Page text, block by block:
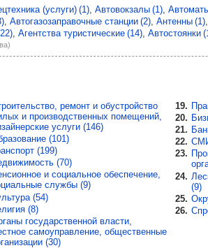
(услуги) (1) Автовокзалы (1)
Автогазозаправочные станции (2) Антенны (1)
Агентства туристические (14) Автостоянки
ремонт и обустройство
и производственных помещений,
услуги (146)
(101)
(199)
(70)
и социальное обеспечение,
службы (9)
(54)
(8)
государственной власти,
самоуправление, общественные
(30)
19.
20.
21.
22.
23.
24.
(9)
25.
26.